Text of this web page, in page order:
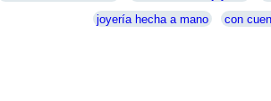
joyería hecha a mano
con